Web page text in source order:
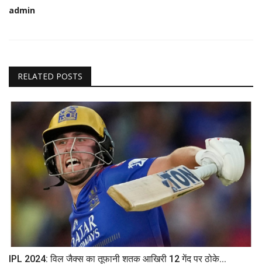
admin
RELATED POSTS
IPL 2024: विल जैक्स का तूफानी शतक आखिरी 12 गेंद पर ठोके...